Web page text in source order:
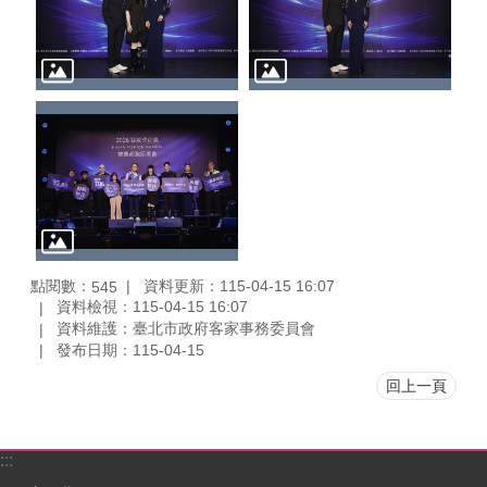
點閱數： 545
資料更新：115-04-15 16:07
資料檢視：115-04-15 16:07
資料維護：臺北市政府客家事務委員會
發布日期：115-04-15
回上一頁
:::